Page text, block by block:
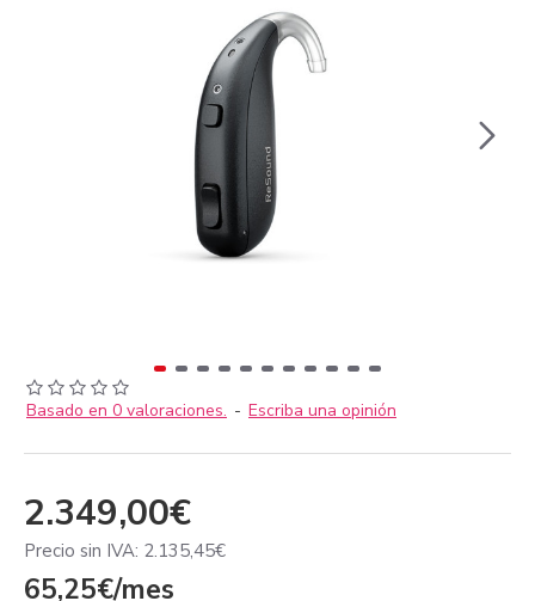
Basado en 0 valoraciones. - Escriba una opinión
2.349,00€
Precio sin IVA: 2.135,45€
65,25€/mes